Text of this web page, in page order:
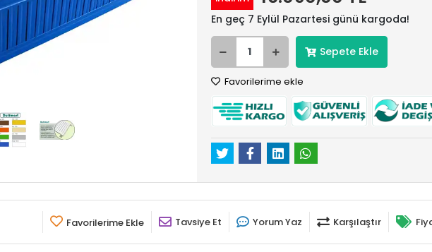
En geç 7 Eylül Pazartesi günü kargoda!
Sepete Ekle
Favorilerime ekle
Favorilerime Ekle Tavsiye Et Yorum Yaz Karşılaştır